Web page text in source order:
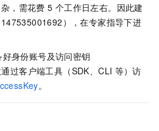
，需花费 5 个工作日左右。因此建
），在专家指导下进
身份账号及访问密钥
过客户端工具（SDK、CLI 等）访
。